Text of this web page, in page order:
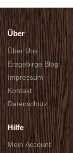
Über
Über Uns
Erzgebirge Blog
Impressum
Kontakt
Datenschutz
Hilfe
Mein Account